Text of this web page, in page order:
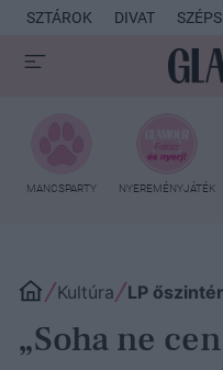
SZTÁROK DIVAT
MANCSPARTY NYEREMÉNYJÁTÉK
Kultúra LP
„Soha ne